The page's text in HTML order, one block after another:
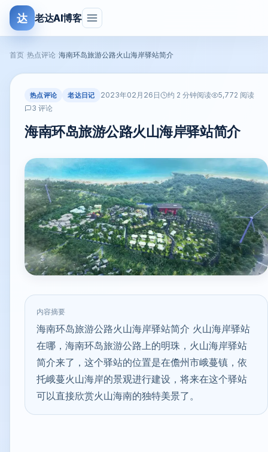
达 老达AI博客
首页 热点评论 海南环岛旅游公路火山海岸驿站简介
热点评论 老达日记 2023年02月26日 约 2 分钟阅读
5,772 阅读
3 评论
海南环岛旅游公路火山海岸驿站简介
内容摘要
海南环岛旅游公路火山海岸驿站简介 火山海岸驿站
在哪，海南环岛旅游公路上的明珠，火山海岸驿站
简介来了，这个驿站的位置是在儋州市峨蔓镇，依
托峨蔓火山海岸的景观进行建设，将来在这个驿站
可以直接欣赏火山海南的独特美景了。